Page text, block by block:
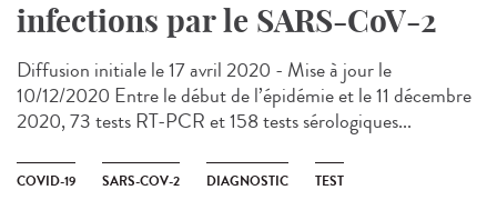
infections par le SARS-CoV-2
Diffusion initiale le 17 avril 2020 - Mise à jour le
10/12/2020 Entre le début de l’épidémie et le 11 décembre
2020, 73 tests RT-PCR et 158 tests sérologiques...
COVID-19 SARS-COV-2 DIAGNOSTIC TEST